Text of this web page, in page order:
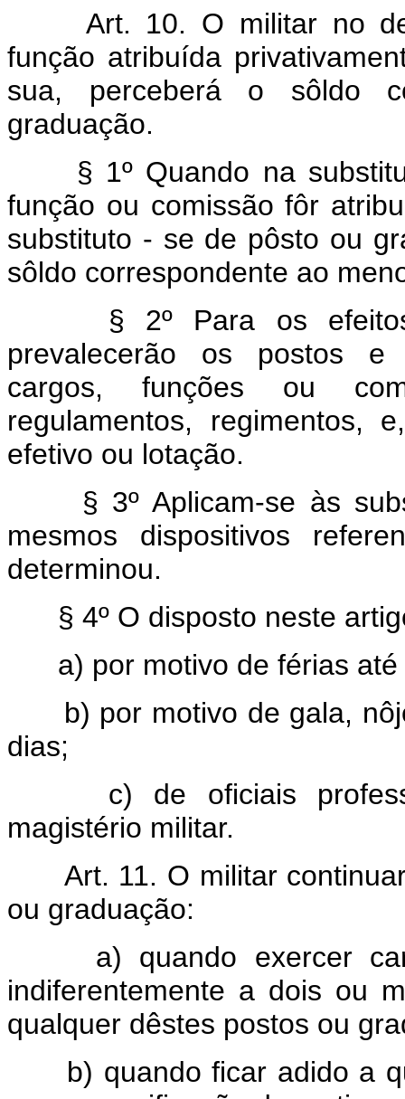
Art. 10. O militar no
função atribuída
sua, perceberá o sôldo
graduação.
§ 1º Quando na
função ou comissão fôr
substituto - se de pôsto ou
sôldo correspondente ao
§ 2º Para os efeitos
prevalecerão os postos e
cargos, funções ou
regulamentos, regimentos,
efetivo ou lotação.
§ 3º Aplicam-se às
mesmos dispositivos
determinou.
§ 4º O disposto neste
a) por motivo de férias até
b) por motivo de gala,
dias;
c) de oficiais
magistério militar.
Art. 11. O militar
ou graduação:
a) quando exercer
indiferentemente a dois ou
qualquer dêstes postos ou
b) quando ficar adido a